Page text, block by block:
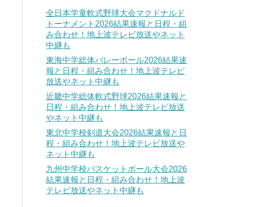
全日本学童軟式野球大会マクドナルド
トーナメント2026結果速報と日程・組
み合わせ！地上波テレビ放送やネット
中継も
東海中学総体バレーボール2026結果速
報と日程・組み合わせ！地上波テレビ
放送やネット中継も
近畿中学総体軟式野球2026結果速報と
日程・組み合わせ！地上波テレビ放送
やネット中継も
東北中学校剣道大会2026結果速報と日
程・組み合わせ！地上波テレビ放送や
ネット中継も
九州中学校バスケットボール大会2026
結果速報と日程・組み合わせ！地上波
テレビ放送やネット中継も